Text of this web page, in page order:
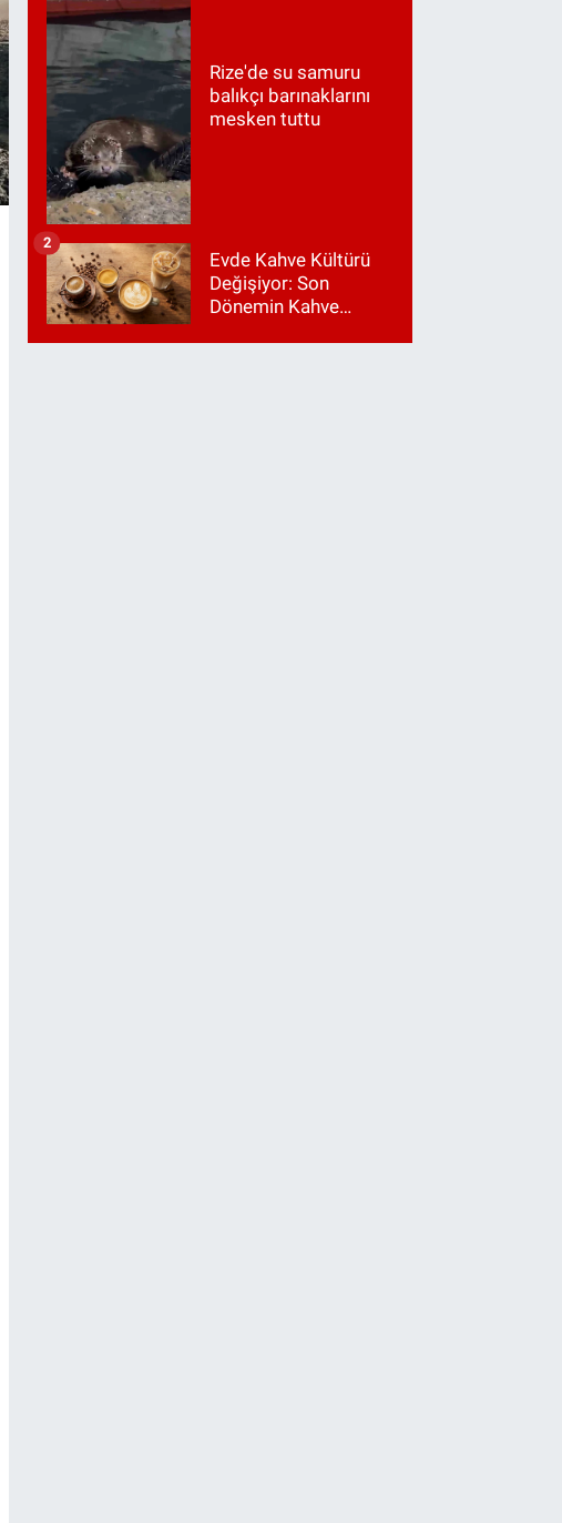
Rize'de su samuru
balıkçı barınaklarını
mesken tuttu
Evde Kahve Kültürü
Değişiyor: Son
Dönemin Kahve
2